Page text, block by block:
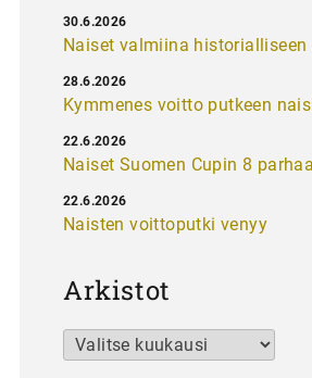
Naiset valmiina historialliseen
30.6.2026
Kymmenes voitto putkeen
28.6.2026
Naiset Suomen Cupin 8
22.6.2026
Naisten voittoputki venyy
22.6.2026
Arkistot
Arkistot